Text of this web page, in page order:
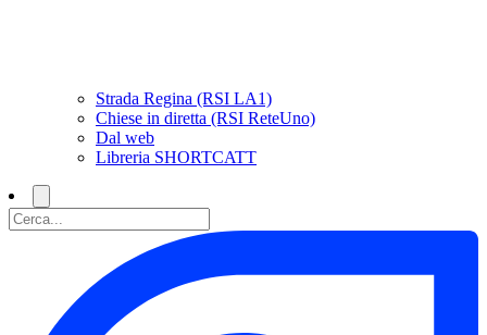
Strada Regina (RSI LA1)
Chiese in diretta (RSI ReteUno)
Dal web
Libreria SHORTCATT